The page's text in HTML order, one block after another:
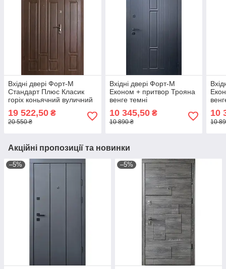
Вхідні двері Форт-М
Стандарт Плюс Класик
горіх коньячний вуличний
19 522,50 ₴
20 550 ₴
Вхідні двері Форт-М
Економ + притвор Трояна
венге темні
10 345,50₴
10 890 ₴
10
10
Акційні пропозиції та новинки
–5% –5%